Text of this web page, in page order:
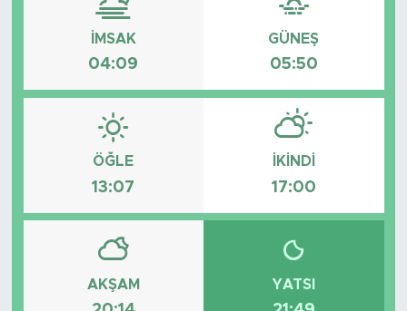
İMSAK
04:09
GÜNEŞ
05:50
ÖĞLE
13:07
İKINDI
17:00
AKŞAM YATSI
Politika
Turizm